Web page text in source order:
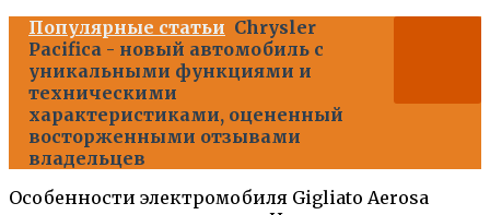
Популярные статьи Chrysler
Pacifica - новый автомобиль с
уникальными функциями и
техническими
характеристиками, оцененный
восторженными отзывами
владельцев
Особенности электромобиля Gigliato Aerosa